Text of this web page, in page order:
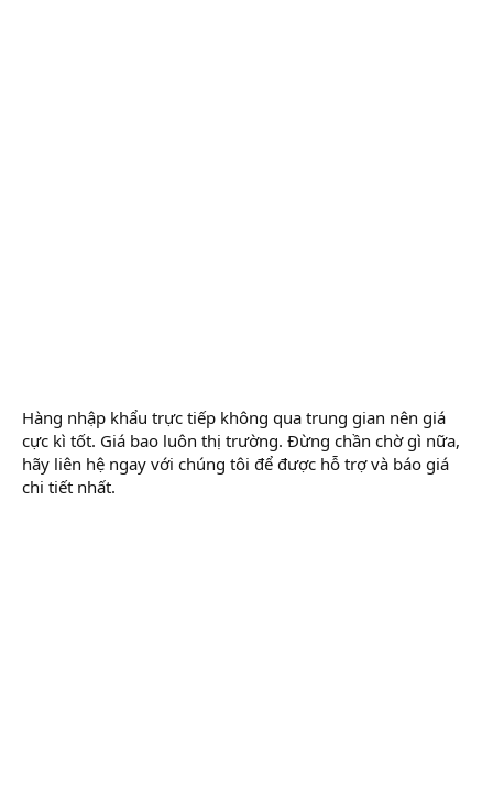
Hàng nhập khẩu trực tiếp không qua trung gian nên giá
cực kì tốt. Giá bao luôn thị trường. Đừng chần chờ gì nữa,
hãy liên hệ ngay với chúng tôi để được hỗ trợ và báo giá
chi tiết nhất.